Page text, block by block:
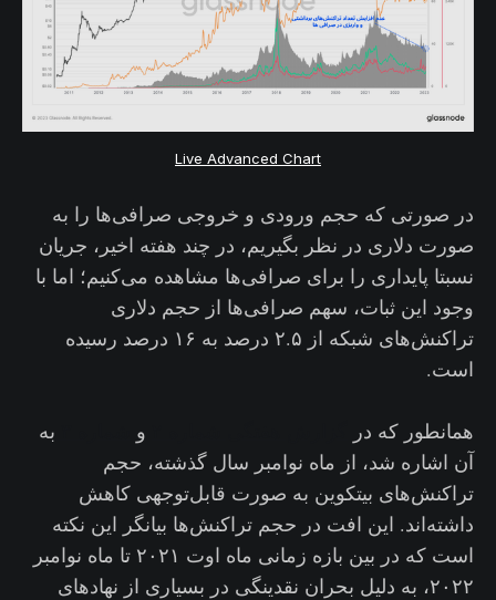
Live Advanced Chart
در صورتی که حجم ورودی و خروجی صرافی‌ها را به
صورت دلاری در نظر بگیریم، در چند هفته اخیر، جریان
نسبتا پایداری را برای صرافی‌ها مشاهده می‌کنیم؛ اما با
وجود این ثبات، سهم صرافی‌ها از حجم دلاری
تراکنش‌های شبکه از ۲.۵ درصد به ۱۶ درصد رسیده
است.
همانطور که در و
به
آن اشاره شد، از ماه نوامبر سال گذشته، حجم
تراکنش‌های بیتکوین به صورت قابل‌توجهی کاهش
داشته‌اند. این افت در حجم تراکنش‌ها بیانگر این نکته
است که در بین بازه زمانی ماه اوت ۲۰۲۱ تا ماه نوامبر
۲۰۲۲، به دلیل بحران نقدینگی در بسیاری از نهادهای